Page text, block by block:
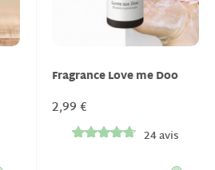
Fragrance Love me Doo
2,99 €
24 avis